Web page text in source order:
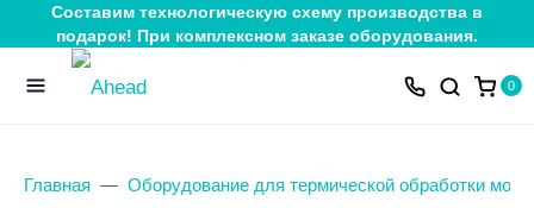
Составим технологическую схему производства в
подарок! При комплексном заказе оборудования.
0
Главная Оборудование для термической обработки